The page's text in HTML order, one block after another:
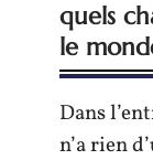
quels
le
Dans
n’a rien